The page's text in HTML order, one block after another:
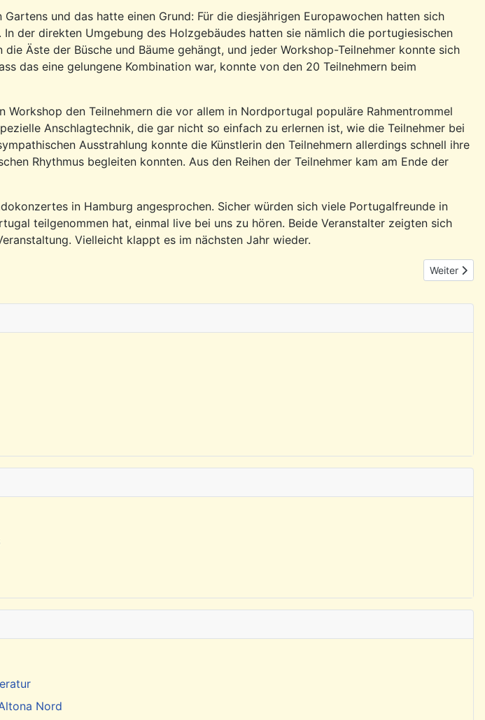
und das hatte einen Grund: Für die diesjährigen Europawochen hatten sich
der direkten Umgebung des Holzgebäudes hatten sie nämlich die portugiesischen
Äste der Büsche und Bäume gehängt, und jeder Workshop-Teilnehmer konnte sich
das eine gelungene Kombination war, konnte von den 20 Teilnehmern beim
den Teilnehmern die vor allem in Nordportugal populäre Rahmentrommel
Anschlagtechnik, die gar nicht so einfach zu erlernen ist, wie die Teilnehmer bei
Ausstrahlung konnte die Künstlerin den Teilnehmern allerdings schnell ihre
Rhythmus begleiten konnten. Aus den Reihen der Teilnehmer kam am Ende der
in Hamburg angesprochen. Sicher würden sich viele Portugalfreunde in
teilgenommen hat, einmal live bei uns zu hören. Beide Veranstalter zeigten sich
Vielleicht klappt es im nächsten Jahr wieder.
Nächster
Weiter
Nord